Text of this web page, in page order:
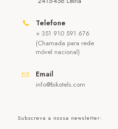
Telefone
+ 351 910 591 676
(Chamada para rede
móvel nacional)
Email
info@bikotels.com
Subscreva a nossa newsletter: